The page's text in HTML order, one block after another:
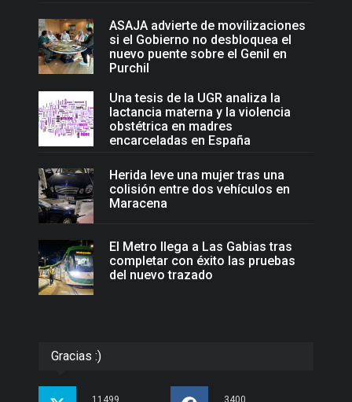
ASAJA advierte de movilizaciones
si el Gobierno no desbloquea el
nuevo puente sobre el Genil en
Purchil
Una tesis de la UGR analiza la
lactancia materna y la violencia
obstétrica en madres
encarceladas en España
Herida leve una mujer tras una
colisión entre dos vehículos en
Maracena
El Metro llega a Las Gabias tras
completar con éxito las pruebas
del nuevo trazado
Gracias :)